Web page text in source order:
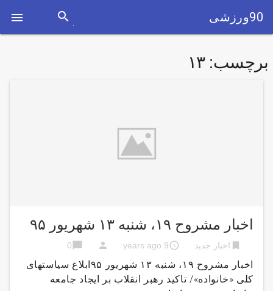
 90ورزشی search
برچسب:۱۳
اخبار مشروح ۱۹، شنبه ۱۳ شهریور ۹۵
bookmark اخبار جدید access_time
9 years ago
person
chat_bubble
0
اخبار مشروح ۱۹، شنبه ۱۳ شهریور ۹۵ابلاغ سیاستهای
کلی «خانواده»/ تاکید رهبر انقلاب بر ایجاد جامعه‌